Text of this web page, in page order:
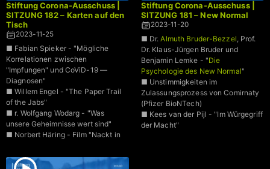
Stiftung Corona-Ausschuss |
SITZUNG 182 – Karten auf den
Tisch
2023-11-25
■ Fabian Spieker - "Mögliche
Korrelationen zwischen
"Impfungen" und CoViD-19 —
Diagnosen"
■ Willem Engel - "The Paper Trail
of the Jabs"
■ r. Wolfgang Wodarg - "Was
unsere Geheimnisse wert sind"
■ Norbert Häring - Film "Nackt in
Stiftung Corona-Ausschuss |
SITZUNG 181 – New Normal
2023-11-20
■ Dr.Almuth Bruder-Bezzel, Prof.
Dr. Klaus-Jürgen Bruder und
Benjamin Lemke - "Die
Psychologie des New Normal"
■ Unstimmigkeiten im
Zulassungsprozess von Comirnaty
(Pfizer BioNTech)
■ Kees van der Pijl - "Im Würgegriff
der Macht"